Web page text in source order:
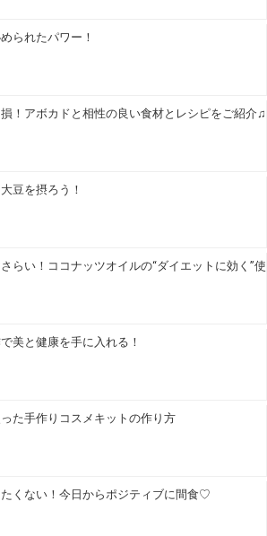
られたパワー！
！アボカドと相性の良い食材とレシピをご紹介♫
豆を摂ろう！
らい！ココナッツオイルの“ダイエットに効く”使
美と健康を手に入れる！
た手作りコスメキットの作り方
くない！今日からポジティブに間食♡